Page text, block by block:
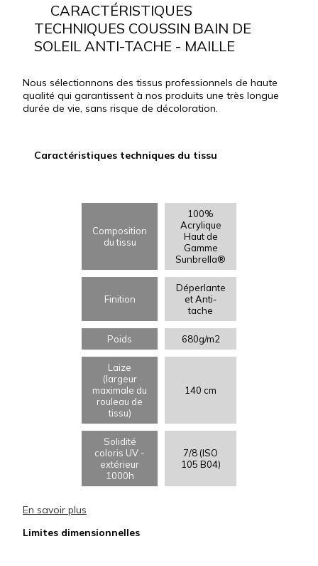
CARACTÉRISTIQUES
TECHNIQUES COUSSIN BAIN DE
SOLEIL ANTI-TACHE - MAILLE
Nous sélectionnons des tissus professionnels de haute
qualité qui garantissent à nos produits une très longue
durée de vie, sans risque de décoloration.
Caractéristiques techniques du tissu
Composition
du tissu
100%
Acrylique
Haut de
Gamme
Sunbrella®
Finition
Déperlante
et Anti-
tache
Poids 680g/m2
Laize
(largeur
maximale du
rouleau de
tissu)
140 cm
Solidité
coloris UV -
extérieur
1000h
7/8 (ISO
105 B04)
En savoir plus
Limites dimensionnelles